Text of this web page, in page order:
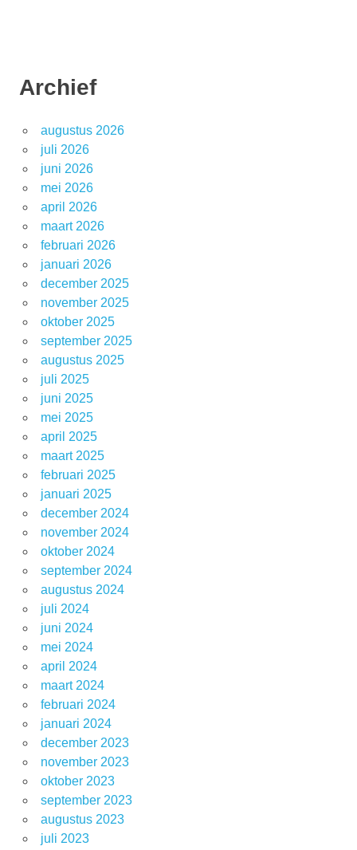
Archief
augustus 2026
juli 2026
juni 2026
mei 2026
april 2026
maart 2026
februari 2026
januari 2026
december 2025
november 2025
oktober 2025
september 2025
augustus 2025
juli 2025
juni 2025
mei 2025
april 2025
maart 2025
februari 2025
januari 2025
december 2024
november 2024
oktober 2024
september 2024
augustus 2024
juli 2024
juni 2024
mei 2024
april 2024
maart 2024
februari 2024
januari 2024
december 2023
november 2023
oktober 2023
september 2023
augustus 2023
juli 2023